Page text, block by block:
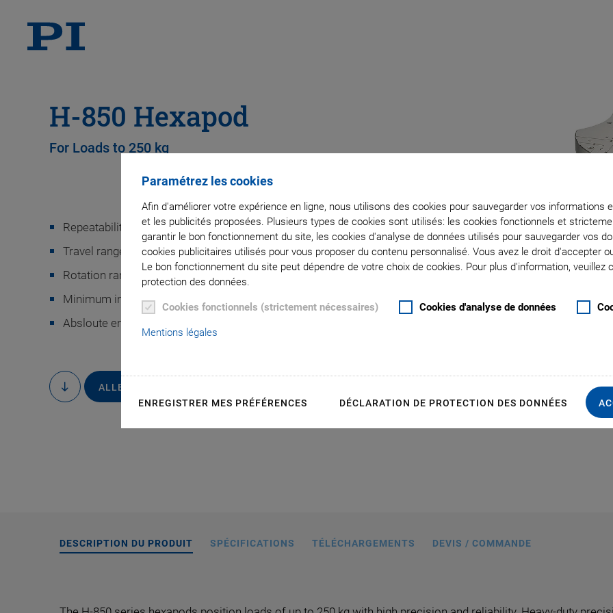
Paramétrez les cookies
Afin d'améliorer votre expérience en ligne, nous utilisons des cookies pour sauvegarder vos informations
et les publicités proposées. Plusieurs types de cookies sont utilisés: les cookies fonctionnels et
garantir le bon fonctionnement du site, les cookies d'analyse de données utilisés pour sauvegarder vos
cookies publicitaires utilisés pour vous proposer du contenu personnalisé. Vous avez le droit d'accepter
Le bon fonctionnement du site peut dépendre de votre choix de cookies. Pour plus d'information, veuillez
protection des données.
Cookies fonctionnels (strictement nécessaires) Cookies d'analyse de données
Mentions légales
ENREGISTRER MES PRÉFÉRENCES DÉCLARATION DE PROTECTION DES DONNÉES
H-850 Hexapod
For Loads to 250 kg
Repeatability to ±0.2 µm
Travel range ±50 mm / ±50 mm / ±25 mm
Rotation range ±15° / ±15° / ±30°
Minimum incremental motion to 0.3 µm / 0.3 µm / 0.25 µm
Absloute encoder
to
content
ALLER AU DEVIS / À LA COMMANDE
H-850.x2A, dimensions in mm, at zero position of nominal
DESCRIPTION DU PRODUIT SPÉCIFICATIONS TÉLÉCHARGEMENTS DEVIS / COMMANDE